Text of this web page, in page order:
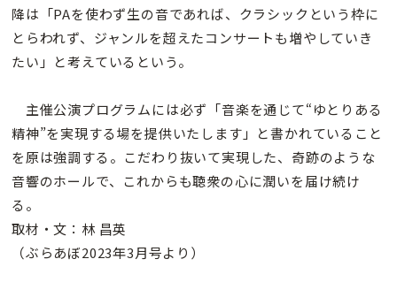
降は「PAを使わず生の音であれば、クラシックという枠に
とらわれず、ジャンルを超えたコンサートも増やしていき
たい」と考えているという。
主催公演プログラムには必ず「音楽を通じて“ゆとりある
精神”を実現する場を提供いたします」と書かれていること
を原は強調する。こだわり抜いて実現した、奇跡のような
音響のホールで、これからも聴衆の心に潤いを届け続け
る。
取材・文：林 昌英
（ぶらあぼ2023年3月号より）